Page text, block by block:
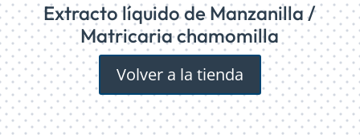
Extracto líquido de Manzanilla /
Matricaria chamomilla
Volver a la tienda